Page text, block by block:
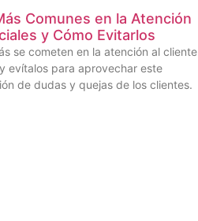
Comunes en la Atención
y Cómo Evitarlos
se cometen en la atención al cliente
evítalos para aprovechar este
de dudas y quejas de los clientes.